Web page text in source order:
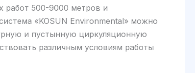
работ 500-9000 метров и
«KOSUN Environmental» можно
и пустынную циркуляционную
различным условиям работы